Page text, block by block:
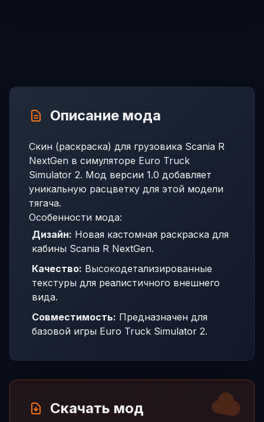
Описание мода
Скин (раскраска) для грузовика Scania R
NextGen в симуляторе Euro Truck
Simulator 2. Мод версии 1.0 добавляет
уникальную расцветку для этой модели
тягача.
Особенности мода:
Дизайн: Новая кастомная раскраска для
кабины Scania R NextGen.
Качество: Высокодетализированные
текстуры для реалистичного внешнего
вида.
Совместимость: Предназначен для
базовой игры Euro Truck Simulator 2.
Скачать мод